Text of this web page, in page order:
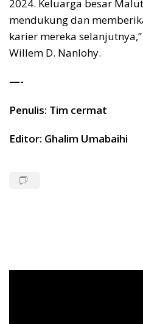
2024. Keluarga besar
mendukung dan
karier mereka
Willem D. Nanlohy.
—-
Penulis: Tim cermat
Editor: Ghalim Umabaihi